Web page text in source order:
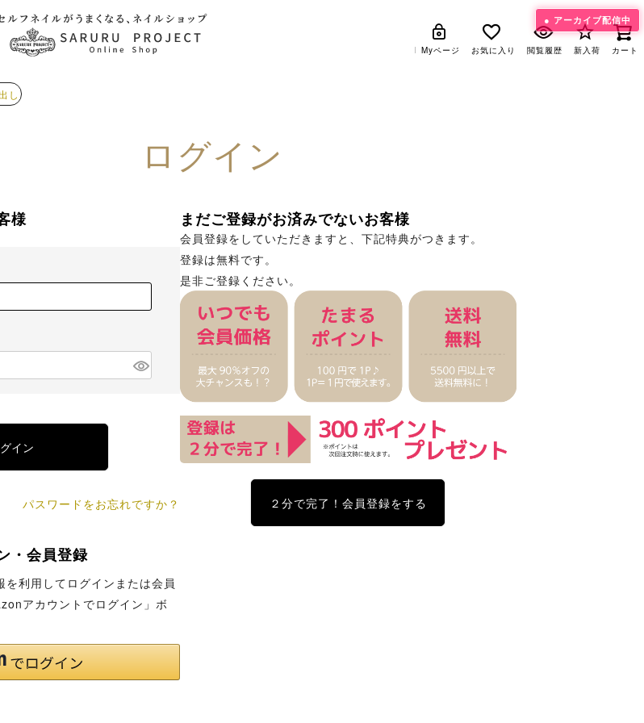
Myページ お気に入り 閲覧履歴 新入荷 カート
し
Myページ お気に入り 閲覧履歴 新入荷 カート
アーカイブ配信中
ログイン
様
イン
パスワードをお忘れですか？
・会員登録
利用してログインまたは会員
アカウントでログイン」ボ
まだご登録がお済みでないお客様
会員登録をしていただきますと、下記特典がつきます。
登録は無料です。
是非ご登録ください。
２分で完了！会員登録をする